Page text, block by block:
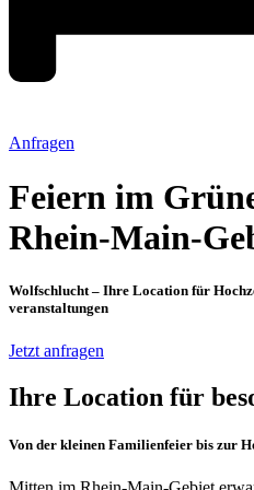
Anfragen
Feiern im
Rhein-Main-
Wolfschlucht – Ihre Location für
veranstaltungen
Jetzt anfragen
Ihre Location für
Von der kleinen Familienfeier bis zur